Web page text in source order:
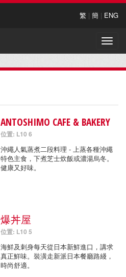
繁 | 簡 | ENG
Toggle
ANTOSHIMO CAFE & BAKERY
位置: L10 6
沖繩人氣蒸煮二段料理 - 上蒸各種沖繩
特色主食，下煮芝士炊飯或濃湯烏冬。
健康又好味。
爆丼屋
位置: L10 5
海鮮及刺身每天從日本新鮮進口，講求
真正鮮味。裝潢走新派日本餐廳路綫，
時尚舒適。